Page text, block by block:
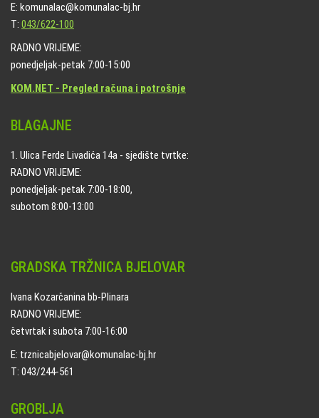
E: komunalac@komunalac-bj.hr
T: 043/622-100
RADNO VRIJEME:
ponedjeljak-petak 7:00-15:00
KOM.NET - Pregled računa i potrošnje
BLAGAJNE
1. Ulica Ferde Livadića 14a - sjedište tvrtke:
RADNO VRIJEME:
ponedjeljak-petak 7:00-18:00,
subotom 8:00-13:00
GRADSKA TRŽNICA BJELOVAR
Ivana Kozarčanina bb-Plinara
RADNO VRIJEME:
četvrtak i subota 7:00-16:00
E: trznicabjelovar@komunalac-bj.hr
T: 043/244-561
GROBLJA